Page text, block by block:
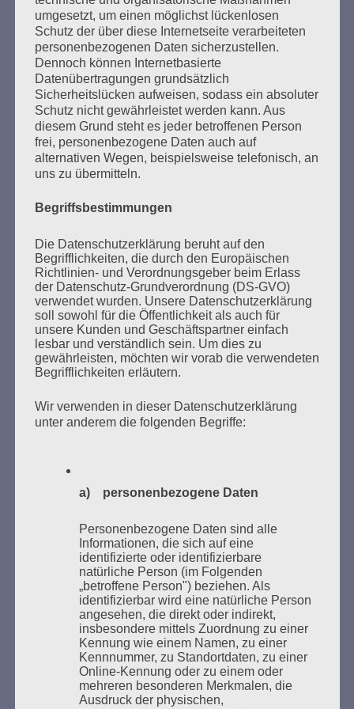
SUCHEN
MARATHONLESUNG AUS DEN
VERBRANNTEN BÜCHERN
Kaifu-Ufer – genau an dem Ort, wo im Mai 1933 NS-
Bücher verbrannten.
Weitere Informationen:lesezeichen-setzen.de
GEDENKEN UND ERINNERN BEGINNT IN
UNSERER NACHBARSCHAFT
umgesetzt, um einen möglichst lückenlosen
Schutz der über diese Internetseite verarbeiteten
personenbezogenen Daten sicherzustellen.
Dennoch können Internetbasierte
Datenübertragungen grundsätzlich
Sicherheitslücken aufweisen, sodass ein absoluter
Schutz nicht gewährleistet werden kann. Aus
diesem Grund steht es jeder betroffenen Person
frei, personenbezogene Daten auch auf
alternativen Wegen, beispielsweise telefonisch, an
uns zu übermitteln.
Begriffsbestimmungen
Die Datenschutzerklärung beruht auf den
Begrifflichkeiten, die durch den Europäischen
Richtlinien- und Verordnungsgeber beim Erlass
der Datenschutz-Grundverordnung (DS-GVO)
verwendet wurden. Unsere Datenschutzerklärung
soll sowohl für die Öffentlichkeit als auch für
unsere Kunden und Geschäftspartner einfach
lesbar und verständlich sein. Um dies zu
gewährleisten, möchten wir vorab die verwendeten
Begrifflichkeiten erläutern.
Wir verwenden in dieser Datenschutzerklärung
unter anderem die folgenden Begriffe:
a) personenbezogene Daten
Personenbezogene Daten sind alle
Informationen, die sich auf eine
identifizierte oder identifizierbare
natürliche Person (im Folgenden
„betroffene Person") beziehen. Als
identifizierbar wird eine natürliche Person
angesehen, die direkt oder indirekt,
insbesondere mittels Zuordnung zu einer
Kennung wie einem Namen, zu einer
Kennnummer, zu Standortdaten, zu einer
Online-Kennung oder zu einem oder
mehreren besonderen Merkmalen, die
Ausdruck der physischen,